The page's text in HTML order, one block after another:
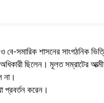
সমারিক শাসনের সাংগঠনিক
ছিলেন। মূলত সম্রাটের
না।
প্রবর্তন করেন।